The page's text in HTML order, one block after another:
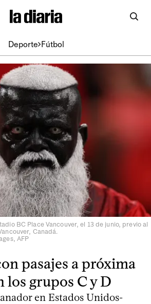
Deporte Fútbol
BC Place Vancouver, el 13 de junio, previo al
Canadá.
AFP
pasajes a próxima
los grupos C y D
en Estados Unidos-